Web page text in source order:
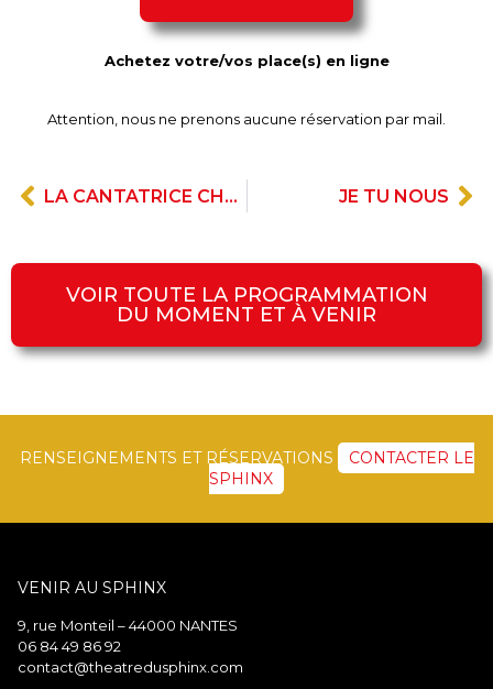
Achetez votre/vos place(s) en ligne
Attention, nous ne prenons aucune réservation par mail.
LA CANTATRICE CHAUVE JE TU NOUS
VOIR TOUTE LA PROGRAMMATION
DU MOMENT ET À VENIR
RENSEIGNEMENTS ET RÉSERVATIONS
CONTACTER LE
SPHINX
VENIR AU SPHINX
9, rue Monteil – 44000 NANTES
06 84 49 86 92
contact@theatredusphinx.com